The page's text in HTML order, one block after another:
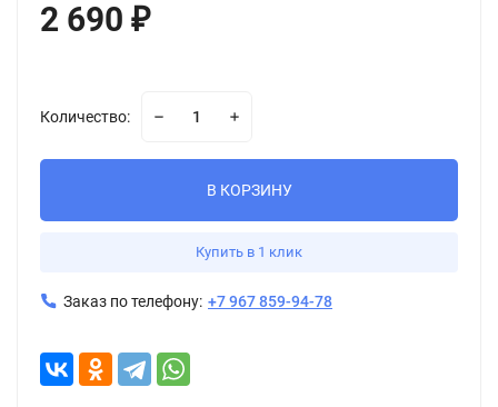
2 690 ₽
Количество:
В КОРЗИНУ
Купить в 1 клик
Заказ по телефону: +7 967 859-94-78